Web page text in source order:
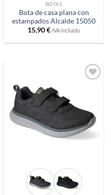
BOTAS
Bota de casa plana con
estampados Alcalde 15050
15,90€ IVA incluido